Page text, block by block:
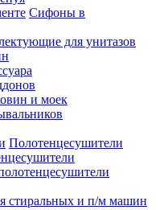
Сифоны в
для унитазов
и моек
Полотенцесушители